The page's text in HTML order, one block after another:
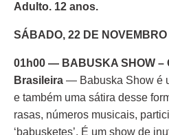
Adulto. 12 anos.
SÁBADO, 22 DE NOVEMBRO
01h00 — BABUSKA SHOW –
Brasileira — Babuska Show é
e também uma sátira desse
rasas, números musicais,
‘babusketes’. É um show de